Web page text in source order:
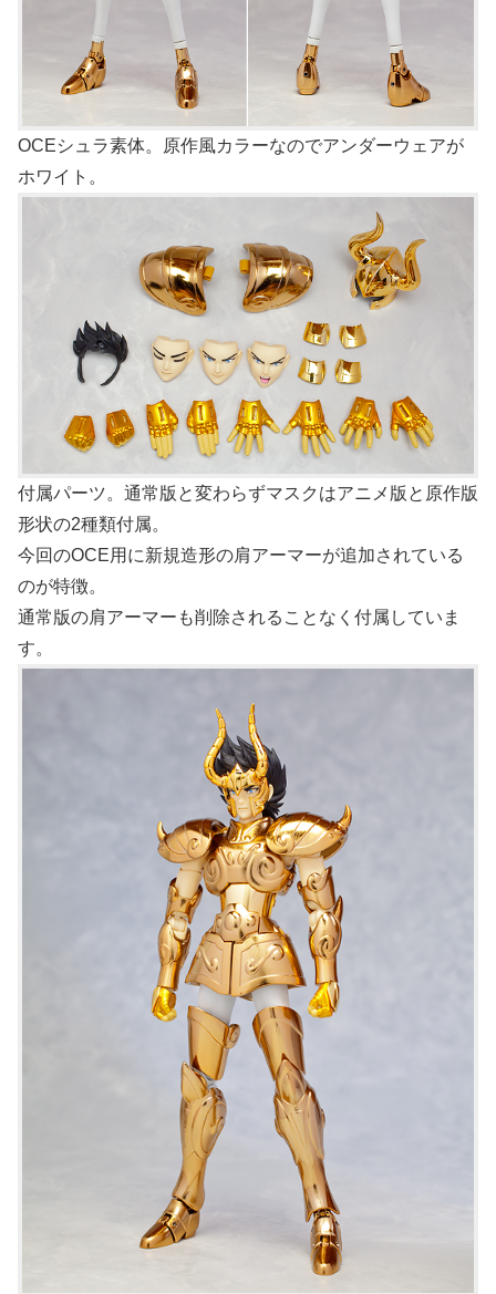
OCEシュラ素体。原作風カラーなのでアンダーウェアが
ホワイト。
付属パーツ。通常版と変わらずマスクはアニメ版と原作版
形状の2種類付属。
今回のOCE用に新規造形の肩アーマーが追加されている
のが特徴。
通常版の肩アーマーも削除されることなく付属していま
す。